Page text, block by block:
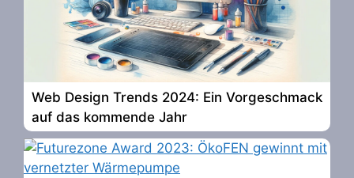
Web Design Trends 2024: Ein Vorgeschmack
auf das kommende Jahr